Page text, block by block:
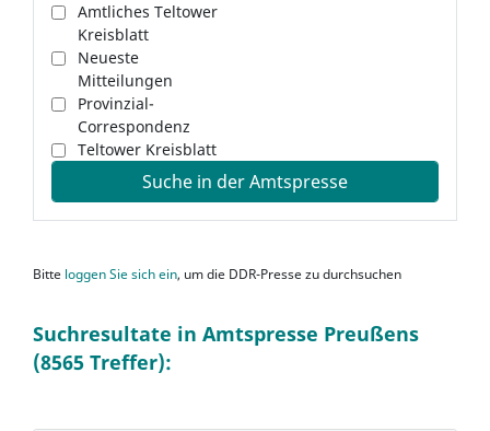
Amtliches Teltower
Kreisblatt
Neueste
Mitteilungen
Provinzial-
Correspondenz
Teltower Kreisblatt
Suche in der Amtspresse
Bitte loggen Sie sich ein, um die DDR-Presse zu durchsuchen
Suchresultate in Amtspresse Preußens
(8565 Treffer):